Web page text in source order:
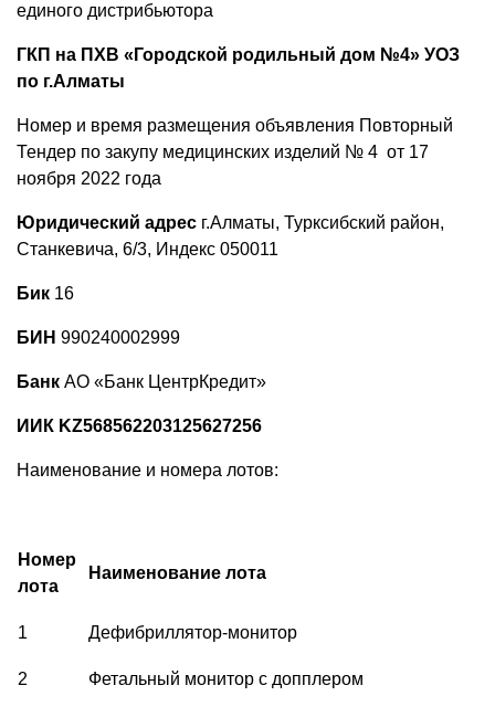
единого дистрибьютора
ГКП на ПХВ «Городской родильный дом №4» УОЗ
по г.Алматы
Номер и время размещения объявления Повторный
Тендер по закупу медицинских изделий № 4 от 17
ноября 2022 года
Юридический адрес г.Алматы, Турксибский район,
Станкевича, 6/3, Индекс 050011
Бик 16
БИН 990240002999
Банк АО «Банк ЦентрКредит»
ИИК KZ568562203125627256
Наименование и номера лотов:
Номер
лота
Наименование лота
1 Дефибриллятор-монитор
2 Фетальный монитор с допплером